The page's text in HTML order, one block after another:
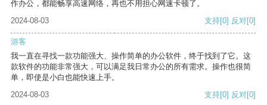
作办公，都能畅享高速网络，再也不用担心网速卡顿了。
2024-08-03
支持[0] 反对[0]
游客
我一直在寻找一款功能强大、操作简单的办公软件，终于找到了它。这
款软件的功能非常强大，可以满足我日常办公的所有需求。操作也很简
单，即使是小白也能快速上手。
2024-08-03
支持[0] 反对[0]